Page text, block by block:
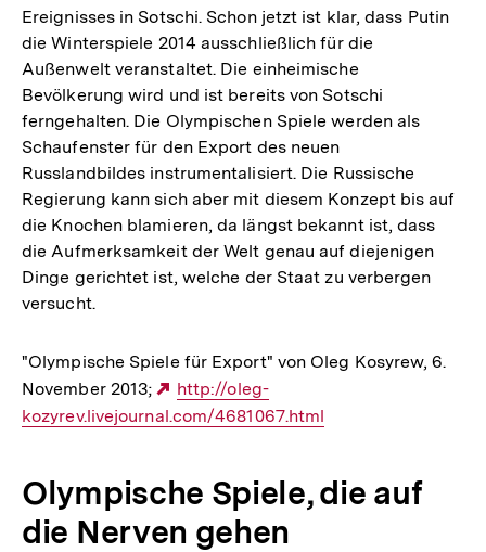
Ereignisses in Sotschi. Schon jetzt ist klar, dass Putin
die Winterspiele 2014 ausschließlich für die
Außenwelt veranstaltet. Die einheimische
Bevölkerung wird und ist bereits von Sotschi
ferngehalten. Die Olympischen Spiele werden als
Schaufenster für den Export des neuen
Russlandbildes instrumentalisiert. Die Russische
Regierung kann sich aber mit diesem Konzept bis auf
die Knochen blamieren, da längst bekannt ist, dass
die Aufmerksamkeit der Welt genau auf diejenigen
Dinge gerichtet ist, welche der Staat zu verbergen
versucht.
"Olympische Spiele für Export" von Oleg Kosyrew, 6.
November 2013;
Externer
Link:
http://oleg-
kozyrev.livejournal.com/4681067.html
Olympische Spiele, die auf
die Nerven gehen